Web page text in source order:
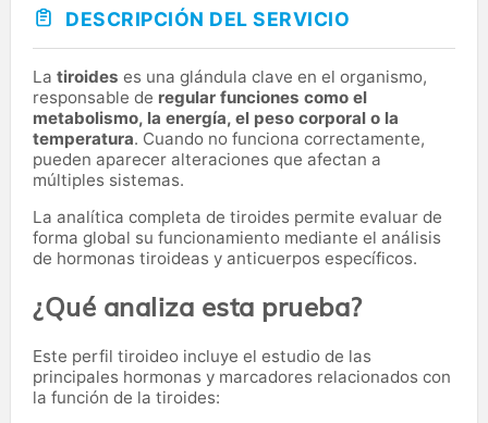
DESCRIPCIÓN DEL SERVICIO
La tiroides es una glándula clave en el organismo,
responsable de regular funciones como el
metabolismo, la energía, el peso corporal o la
temperatura. Cuando no funciona correctamente,
pueden aparecer alteraciones que afectan a
múltiples sistemas.
La analítica completa de tiroides permite evaluar de
forma global su funcionamiento mediante el análisis
de hormonas tiroideas y anticuerpos específicos.
¿Qué analiza esta prueba?
Este perfil tiroideo incluye el estudio de las
principales hormonas y marcadores relacionados con
la función de la tiroides: